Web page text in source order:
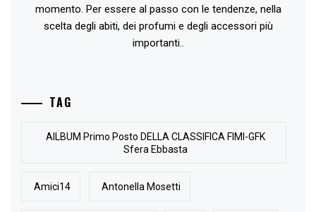
momento. Per essere al passo con le tendenze, nella
scelta degli abiti, dei profumi e degli accessori più
importanti..
TAG
AlLBUM Primo Posto DELLA CLASSIFICA FIMI-GFK
Sfera Ebbasta
Amici14 Antonella Mosetti